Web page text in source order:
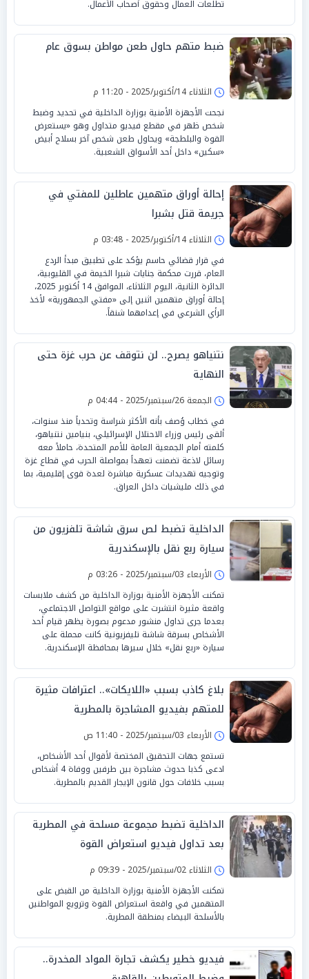
تطلعات العمال وحقوق أصحاب الأعمال.
ضبط متهم حاول طعن مواطن بسوق عام
الثلاثاء 14/أكتوبر/2025 - 11:20 م
نجحت الأجهزة الأمنية بوزارة الداخلية في تحديد وضبط
شخص ظهر في مقطع فيديو متداول وهو «يستعرض
القوة والبلطجة» ويحاول طعن شخص آخر بسلاح أبيض
«سكين» داخل أحد الأسواق الشعبية.
إحالة أوراق متهمين عاطلين للمفتي في
جريمة قتل بشبرا
الثلاثاء 14/أكتوبر/2025 - 03:48 م
في قرار قضائي حاسم يؤكد على تطبيق مبدأ الردع
العام، قررت محكمة جنايات شبرا الخيمة في القليوبية،
الدائرة الثانية، اليوم الثلاثاء، الموافق 14 أكتوبر 2025،
إحالة أوراق متهمين اثنين إلى «مفتي الجمهورية» لأخذ
الرأي الشرعي في إعدامهما شنقاً.
نتنياهو يصرح.. لن نتوقف عن حرب غزة حتى
النهاية
الجمعة 26/سبتمبر/2025 - 04:44 م
في خطاب وُصف بأنه الأكثر شراسة وتحدياً منذ سنوات،
ألقى رئيس وزراء الاحتلال الإسرائيلي، بنيامين نتنياهو،
كلمته أمام الجمعية العامة للأمم المتحدة، حاملاً معه
رسائل لاذعة تضمنت تعهداً بمواصلة الحرب في قطاع غزة
وتوجيه تهديدات عسكرية مباشرة لعدة قوى إقليمية، بما
في ذلك مليشيات داخل العراق.
الداخلية تضبط لص سرق شاشة تلفزيون من
سيارة ربع نقل بالإسكندرية
الأربعاء 03/سبتمبر/2025 - 03:26 م
تمكنت الأجهزة الأمنية بوزارة الداخلية من كشف ملابسات
واقعة مثيرة انتشرت على مواقع التواصل الاجتماعي،
بعدما جرى تداول منشور مدعوم بصورة يظهر قيام أحد
الأشخاص بسرقة شاشة تليفزيونية كانت محملة على
سيارة «ربع نقل» خلال سيرها بمحافظة الإسكندرية.
بلاغ كاذب بسبب «اللايكات».. اعترافات مثيرة
للمتهم بفيديو المشاجرة بالمطرية
الأربعاء 03/سبتمبر/2025 - 11:40 ص
تستمع جهات التحقيق المختصة لأقوال أحد الأشخاص،
ادعى كذبا حدوث مشاجرة بين طرفين ووفاة 4 أشخاص
بسبب خلافات حول قانون الإيجار القديم بالمطرية.
الداخلية تضبط مجموعة مسلحة في المطرية
بعد تداول فيديو استعراض القوة
الثلاثاء 02/سبتمبر/2025 - 09:39 م
تمكنت الأجهزة الأمنية بوزارة الداخلية من القبض على
المتهمين في واقعة استعراض القوة وترويع المواطنين
بالأسلحة البيضاء بمنطقة المطرية.
فيديو خطير يكشف تجارة المواد المخدرة..